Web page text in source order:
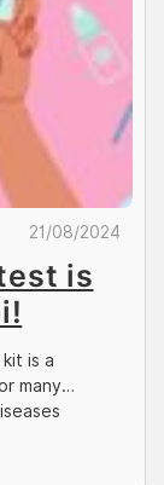
21/08/2024
is
is a
many
panel in Ho
on the